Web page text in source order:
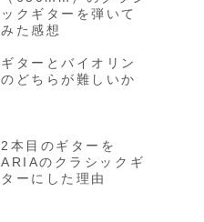
ックギターを弾いて
みた感想
ギターとバイオリン
のどちらが難しいか
2本目のギターを
ARIAのクラシックギ
ターにした理由